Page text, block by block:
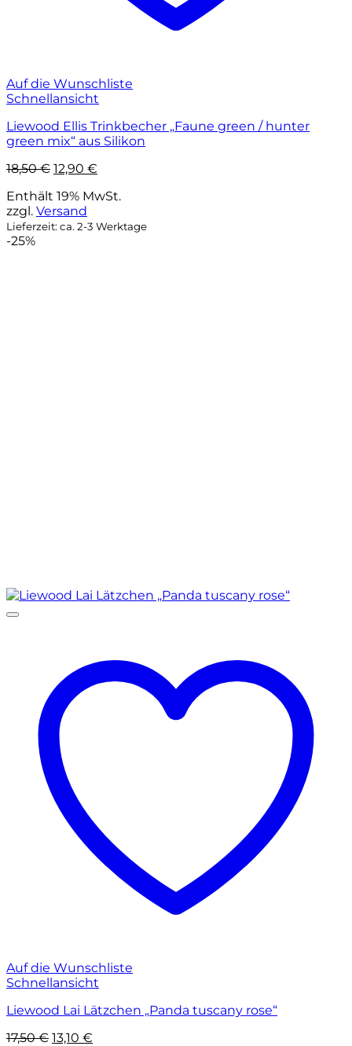
Auf die Wunschliste
Schnellansicht
Liewood Ellis Trinkbecher „Faune green / hunter
green mix“ aus Silikon
18,50€ Ursprünglicher
war:
18,50 €
12,90 €
ist:
Enthält 19% MwSt.
zzgl. Versand
Lieferzeit: ca. 2-3 Werktage
-25%
Auf die Wunschliste
Schnellansicht
Liewood Lai Lätzchen „Panda tuscany rose“
17,50€ Ursprünglicher
13,10 €